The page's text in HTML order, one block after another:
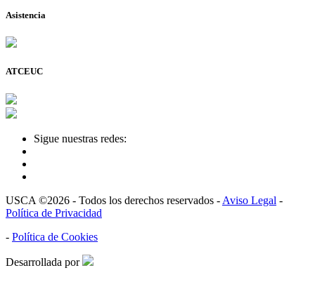
Asistencia
ATCEUC
Sigue nuestras redes:
USCA ©2026 - Todos los derechos reservados - Aviso Legal -
Política de Privacidad
- Política de Cookies
Desarrollada por